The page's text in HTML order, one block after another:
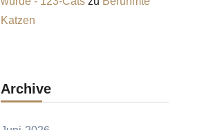
Katzen
Archive